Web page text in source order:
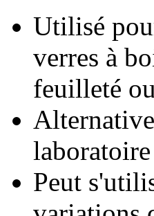
Utilisé
verres à
feuilleté
laboratoire
Peut